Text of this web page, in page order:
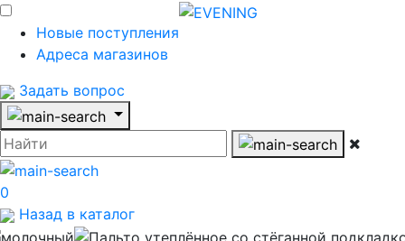
Новые поступления
Адреса магазинов
Задать вопрос
0
Назад в каталог